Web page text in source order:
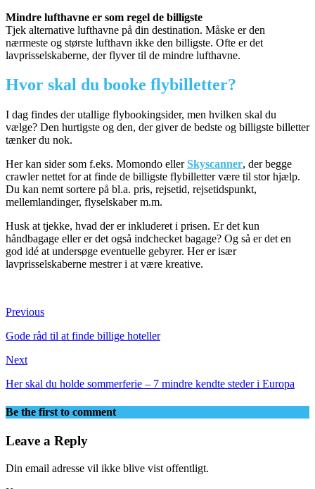
Mindre lufthavne er som regel de billigste
Tjek alternative lufthavne på din destination. Måske er den
nærmeste og største lufthavn ikke den billigste. Ofte er det
lavprisselskaberne, der flyver til de mindre lufthavne.
Hvor skal du booke flybilletter?
I dag findes der utallige flybookingsider, men hvilken skal du
vælge? Den hurtigste og den, der giver de bedste og billigste billetter
tænker du nok.
Her kan sider som f.eks. Momondo ellerSkyscanner, der begge
crawler nettet for at finde de billigste flybilletter være til stor hjælp.
Du kan nemt sortere på bl.a. pris, rejsetid, rejsetidspunkt,
mellemlandinger, flyselskaber m.m.
Husk at tjekke, hvad der er inkluderet i prisen. Er det kun
håndbagage eller er det også indchecket bagage? Og så er det en
god idé at undersøge eventuelle gebyrer. Her er især
lavprisselskaberne mestrer i at være kreative.
Previous
Gode råd til at finde billige hoteller
Next
Her skal du holde sommerferie – 7 mindre kendte steder i Europa
Be the first to comment
Leave a Reply
Din email adresse vil ikke blive vist offentligt.